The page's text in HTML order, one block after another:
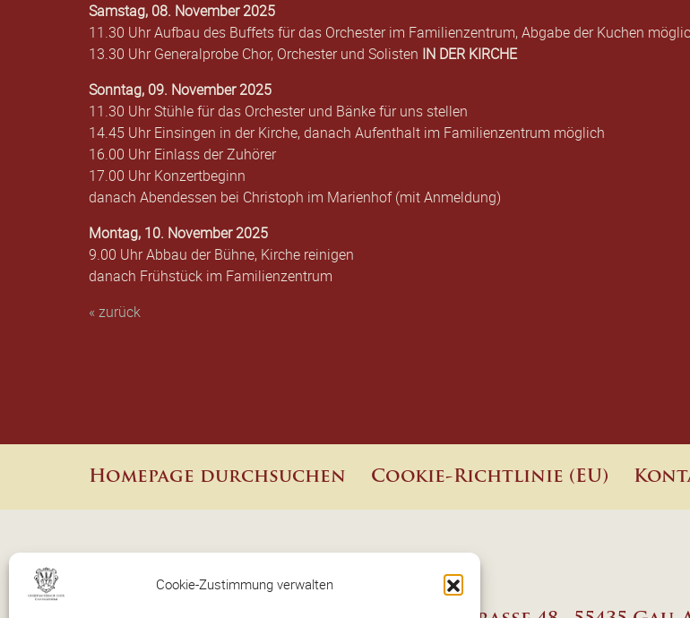
Cookie-Zustimmung verwalten
Samstag, 08. November 2025
11.30 Uhr Aufbau des Buffets für das Orchester im Familienzentrum, Abgabe der Kuchen
13.30 Uhr Generalprobe Chor, Orchester und Solisten IN DER KIRCHE
Sonntag, 09. November 2025
11.30 Uhr Stühle für das Orchester und Bänke für uns stellen
14.45 Uhr Einsingen in der Kirche, danach Aufenthalt im Familienzentrum möglich
16.00 Uhr Einlass der Zuhörer
17.00 Uhr Konzertbeginn
danach Abendessen bei Christoph im Marienhof (mit Anmeldung)
Montag, 10. November 2025
9.00 Uhr Abbau der Bühne, Kirche reinigen
danach Frühstück im Familienzentrum
« zurück
Homepage durchsuchen Cookie-Richtlinie (EU)
Christian-Erbach-Chor